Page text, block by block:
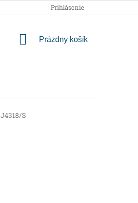
PODMIENKY OCHRANY
Prihlásenie
NÁKUPNÝ
Prázdny košík
J4318/S